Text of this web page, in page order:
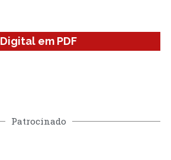
Digital em PDF
Patrocinado